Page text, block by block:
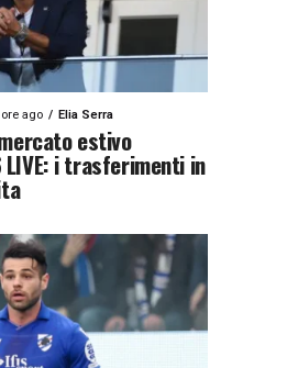
ore ago Elia Serra
estivo
LIVE: i trasferimenti in